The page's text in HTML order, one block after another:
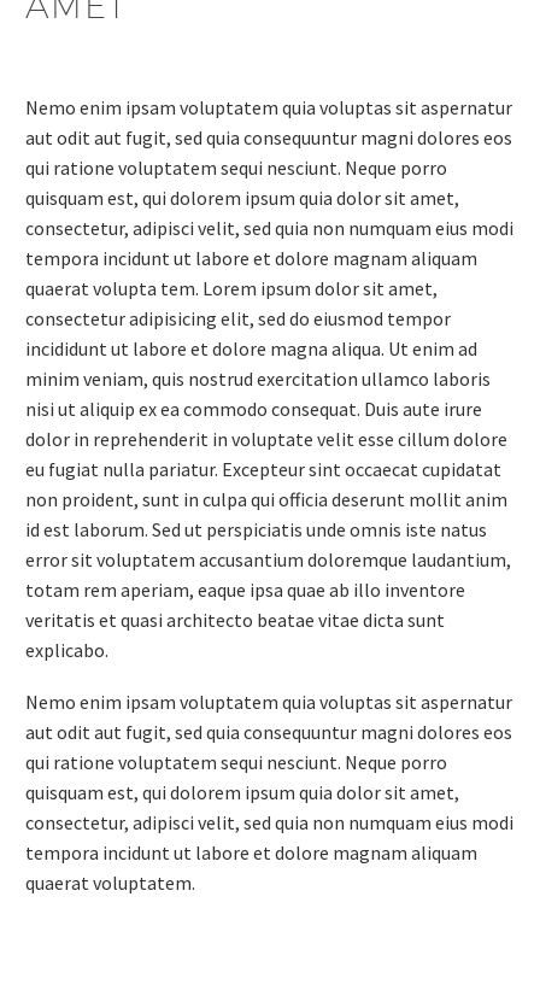
Nemo enim ipsam voluptatem quia voluptas sit aspernatur
aut odit aut fugit, sed quia consequuntur magni dolores eos
qui ratione voluptatem sequi nesciunt. Neque porro
quisquam est, qui dolorem ipsum quia dolor sit amet,
consectetur, adipisci velit, sed quia non numquam eius modi
tempora incidunt ut labore et dolore magnam aliquam
quaerat volupta tem. Lorem ipsum dolor sit amet,
consectetur adipisicing elit, sed do eiusmod tempor
incididunt ut labore et dolore magna aliqua. Ut enim ad
minim veniam, quis nostrud exercitation ullamco laboris
nisi ut aliquip ex ea commodo consequat. Duis aute irure
dolor in reprehenderit in voluptate velit esse cillum dolore
eu fugiat nulla pariatur. Excepteur sint occaecat cupidatat
non proident, sunt in culpa qui officia deserunt mollit anim
id est laborum. Sed ut perspiciatis unde omnis iste natus
error sit voluptatem accusantium doloremque laudantium,
totam rem aperiam, eaque ipsa quae ab illo inventore
veritatis et quasi architecto beatae vitae dicta sunt
explicabo.
Nemo enim ipsam voluptatem quia voluptas sit aspernatur
aut odit aut fugit, sed quia consequuntur magni dolores eos
qui ratione voluptatem sequi nesciunt. Neque porro
quisquam est, qui dolorem ipsum quia dolor sit amet,
consectetur, adipisci velit, sed quia non numquam eius modi
tempora incidunt ut labore et dolore magnam aliquam
quaerat voluptatem.